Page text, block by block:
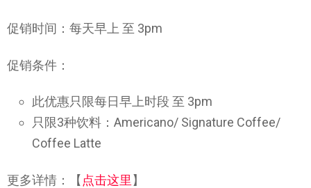
促销时间：每天早上 至 3pm
促销条件：
此优惠只限每日早上时段 至 3pm
只限3种饮料：Americano/ Signature Coffee/
Coffee Latte
更多详情：【点击这里】